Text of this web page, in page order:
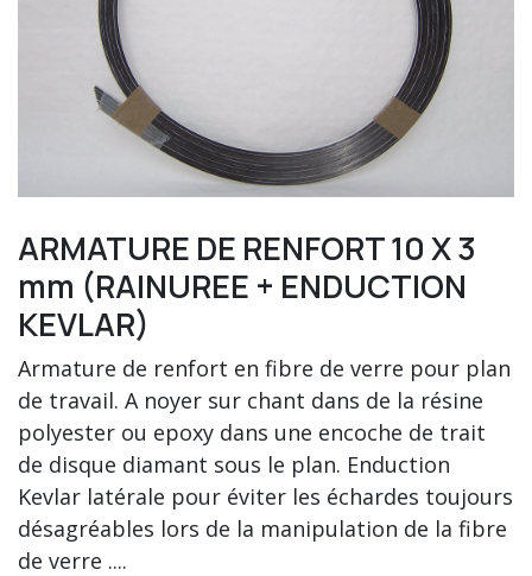
ARMATURE DE RENFORT 10 X 3
mm (RAINUREE + ENDUCTION
KEVLAR)
Armature de renfort en fibre de verre pour plan
de travail. A noyer sur chant dans de la résine
polyester ou epoxy dans une encoche de trait
de disque diamant sous le plan. Enduction
Kevlar latérale pour éviter les échardes toujours
désagréables lors de la manipulation de la fibre
de verre ....